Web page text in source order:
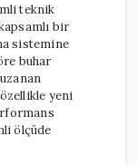
teknik
bir
sistemine
buhar
yeni
ölçüde